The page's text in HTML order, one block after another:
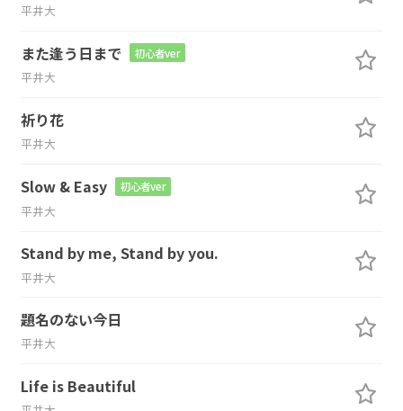
平井大
また逢う日まで 初心者ver
平井大
祈り花
平井大
Slow & Easy 初心者ver
平井大
Stand by me, Stand by you.
平井大
題名のない今日
平井大
Life is Beautiful